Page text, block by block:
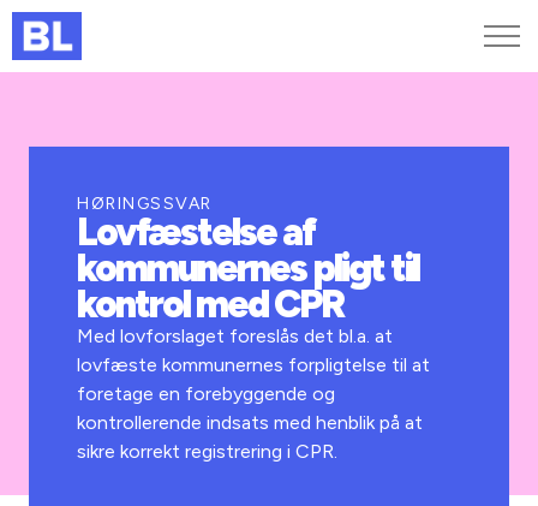
Kurser og arrangementer
Jobportalen
HØRINGSSVAR
Lovfæstelse af
kommunernes pligt til
kontrol med CPR
Med lovforslaget foreslås det bl.a. at
lovfæste kommunernes forpligtelse til at
foretage en forebyggende og
kontrollerende indsats med henblik på at
sikre korrekt registrering i CPR.